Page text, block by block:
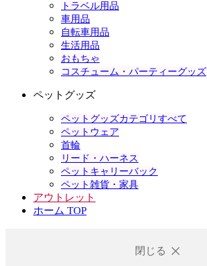
トラベル用品
車用品
自転車用品
生活用品
おもちゃ
コスチューム・パーティーグッズ
ペットグッズ
ペットグッズカテゴリすべて
ペットウェア
首輪
リード・ハーネス
ペットキャリーバック
ペット雑貨・家具
アウトレット
ホーム TOP
閉じる